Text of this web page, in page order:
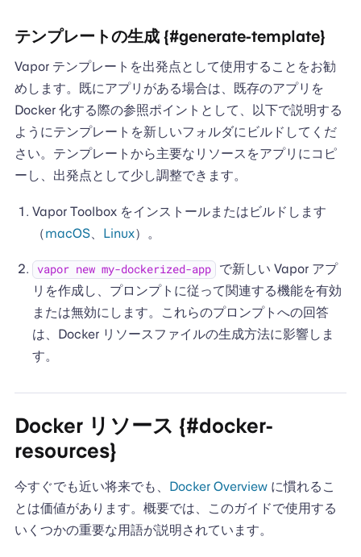
テンプレートの生成 {#generate-template}
Vapor テンプレートを出発点として使用することをお勧
めします。既にアプリがある場合は、既存のアプリを
Docker 化する際の参照ポイントとして、以下で説明する
ようにテンプレートを新しいフォルダにビルドしてくだ
さい。テンプレートから主要なリソースをアプリにコピ
ーし、出発点として少し調整できます。
Vapor Toolbox をインストールまたはビルドします
（macOS、 Linux）。
vapor new my-dockerized-app
で新しい Vapor アプ
リを作成し、プロンプトに従って関連する機能を有効
または無効にします。これらのプロンプトへの回答
は、Docker リソースファイルの生成方法に影響しま
す。
Docker リソース {#docker-
resources}
今すぐでも近い将来でも、 Docker Overviewに慣れるこ
とは価値があります。概要では、このガイドで使用する
いくつかの重要な用語が説明されています。